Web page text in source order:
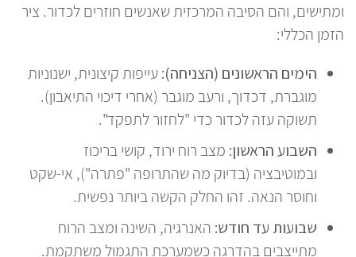
ומתישים, והם הסיבה המרכזית שאנשים חוזרים לכדור. ציר
הזמן הכללי:
הימים הראשונים (הצניחה):עייפות קיצונית, ישנוניות
מוגברת, דכדוך, ורעב מוגבר (אחרי דיכוי התיאבון).
תשוקה עזה לכדור כדי "לחזור לתפקד".
השבוע הראשון: מצב רוח ירוד, קושי בריכוז
ובמוטיבציה (בדיוק מה שהתרופה "פתרה"), אי-שקט
וחוסר הנאה. זהו החלק הקשה ביותר נפשית.
שבועות עד חודש: האנרגיה, השינה ומצב הרוח
מתייצבים בהדרגה כשמערכת התגמול משתקמת.